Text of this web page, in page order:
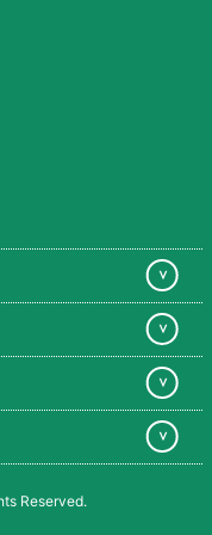
＞
＞
＞
＞
Reserved.